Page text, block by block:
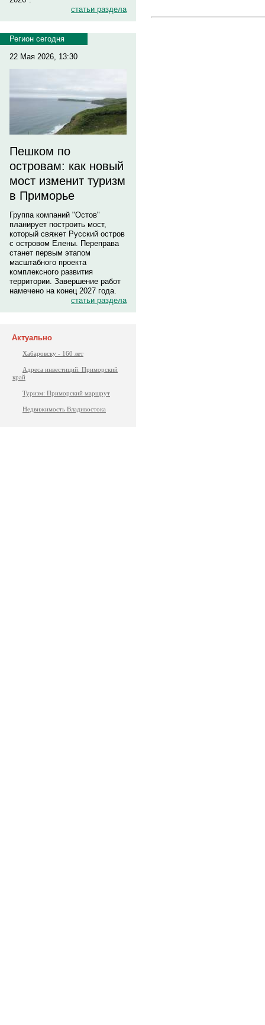
статьи раздела
Регион сегодня
22 Мая 2026, 13:30
Пешком по
островам: как новый
мост изменит туризм
в Приморье
Группа компаний "Остов"
планирует построить мост,
который свяжет Русский остров
с островом Елены. Переправа
станет первым этапом
масштабного проекта
комплексного развития
территории. Завершение работ
намечено на конец 2027 года.
статьи раздела
Актуально
Хабаровску - 160 лет
Адреса инвестиций. Приморский
край
Туризм: Приморский маршрут
Недвижимость Владивостока